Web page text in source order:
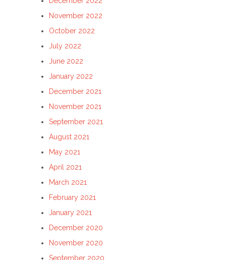
November 2022
October 2022
July 2022
June 2022
January 2022
December 2021
November 2021
September 2021
August 2021
May 2021
April 2021
March 2021
February 2021
January 2021
December 2020
November 2020
September 2020